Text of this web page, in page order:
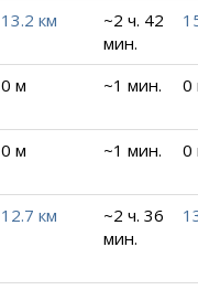
13.2 км
~2 ч. 42
мин.
0 м ~1 мин. 0
0 м ~1 мин. 0
12.7 км
~2 ч. 36
мин.